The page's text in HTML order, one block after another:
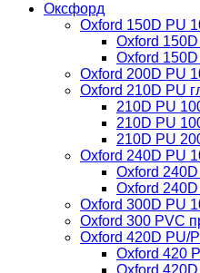
Оксфорд
Oxford 150D PU
Oxford
Oxford
Oxford 200D PU
Oxford 210D PU
210D PU
210D PU
210D PU
Oxford 240D PU
Oxford
Oxford
Oxford 300D PU
Oxford 300 PVC
Oxford 420D PU/
Oxford 420
Oxford